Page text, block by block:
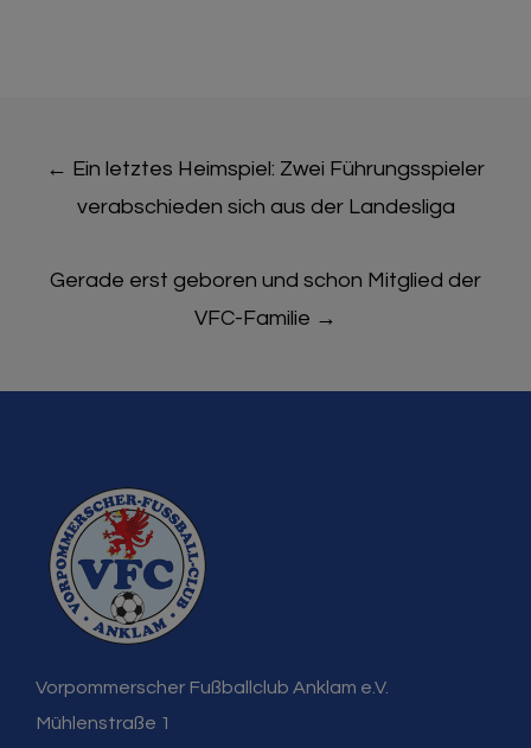
Post
navigation
← Ein letztes Heimspiel: Zwei Führungsspieler
verabschieden sich aus der Landesliga
Gerade erst geboren und schon Mitglied der
VFC-Familie →
Vorpommerscher Fußballclub Anklam e.V.
Mühlenstraße 1